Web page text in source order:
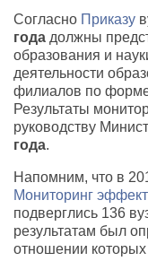
Согласно Приказу
года должны
образования и
деятельности
филиалов по
Результаты
руководству
года.
Напомним, что в
Мониторинг
подверглись 136
результатам был
отношении